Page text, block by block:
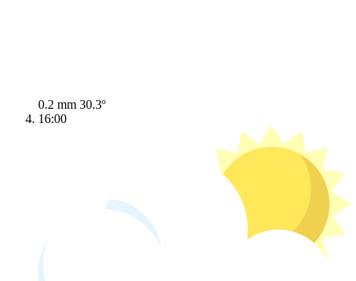
0.2 mm 30.3º
16:00